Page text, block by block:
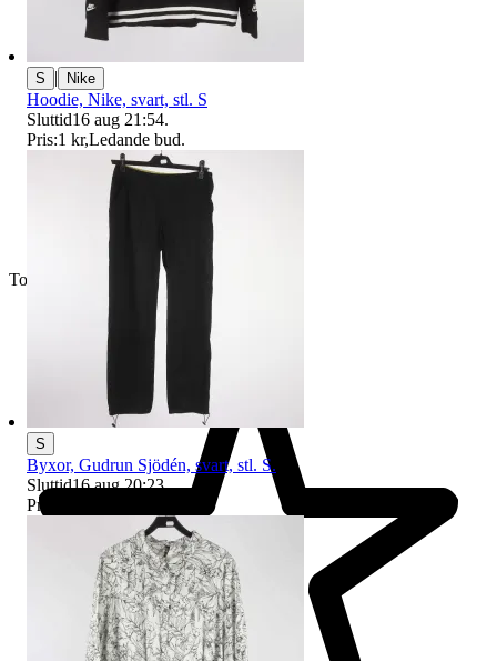
Toppsäljare
S | Nike
Hoodie, Nike, svart, stl. S
Sluttid16 aug 21:54.
Pris:1 kr,Ledande bud.
S
Byxor, Gudrun Sjödén, svart, stl. S.
Sluttid16 aug 20:23.
Pris: